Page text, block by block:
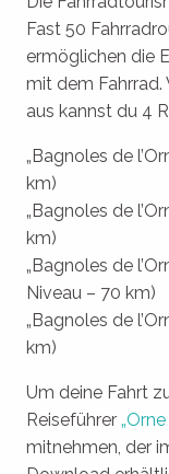
Fast 50
ermöglichen die
mit dem Fahrrad.
aus kannst du 4
„Bagnoles de
km)
„Bagnoles de
km)
„Bagnoles de
Niveau – 70 km)
„Bagnoles de
km)
Um deine Fahrt
Reiseführer
mitnehmen, der